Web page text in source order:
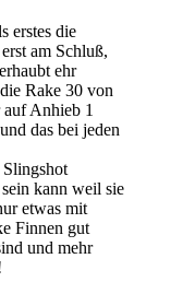
erstes die
am Schluß,
ehr
Rake 30 von
Anhieb 1
das bei jeden
kann weil sie
etwas mit
Finnen gut
und mehr